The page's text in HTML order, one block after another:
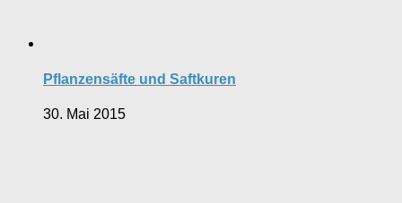
Pflanzensäfte und Saftkuren
30. Mai 2015